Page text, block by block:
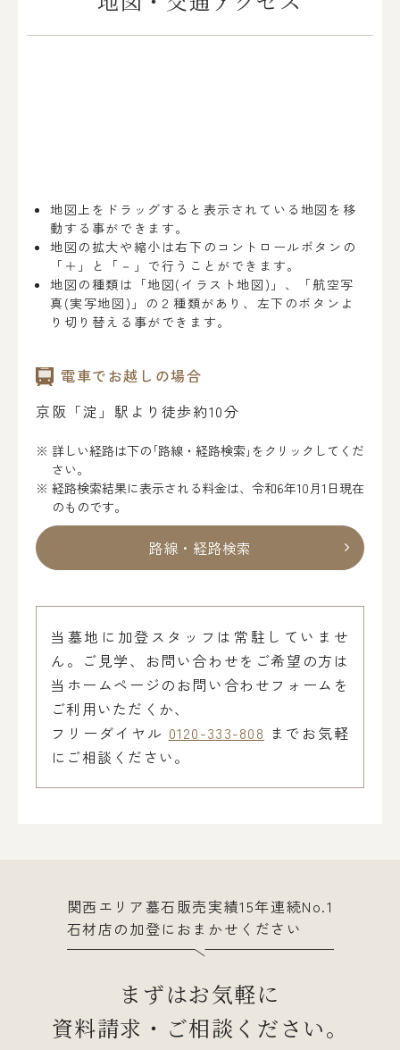
地図上をドラッグすると表示されている地図を移
動する事ができます。
地図の拡大や縮小は右下のコントロールボタンの
「＋」と「－」で行うことができます。
地図の種類は「地図(イラスト地図)」、「航空写
真(実写地図)」の２種類があり、左下のボタンよ
り切り替える事ができます。
電車でお越しの場合
京阪「淀」駅より徒歩約10分
詳しい経路は下の｢路線・経路検索｣をクリックしてくだ
さい。
経路検索結果に表示される料金は、令和6年10月1日現在
のものです。
路線・経路検索
当墓地に加登スタッフは常駐していませ
ん。ご見学、お問い合わせをご希望の方は
当ホームページのお問い合わせフォームを
ご利用いただくか、
フリーダイヤル 0120-333-808 までお気軽
にご相談ください。
関西エリア墓石販売実績15年連続No.1
石材店の加登におまかせください
まずはお気軽に
資料請求・ご相談ください。